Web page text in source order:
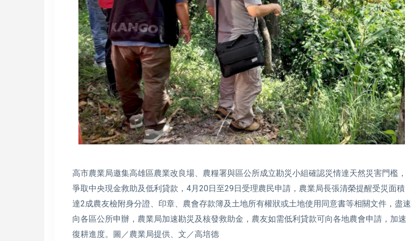
高市農業局邀集高雄區農業改良場、農糧署與區公所成立勘災小組確認災情達天然災害門檻，
爭取中央現金救助及低利貸款，4月20日至29日受理農民申請，農業局長張清榮提醒受災面積
達2成農友檢附身分證、印章、農會存款簿及土地所有權狀或土地使用同意書等相關文件，盡速
向各區公所申辦，農業局加速勘災及核發救助金，農友如需低利貸款可向各地農會申請，加速
復耕進度。圖／農業局提供、文／高培德